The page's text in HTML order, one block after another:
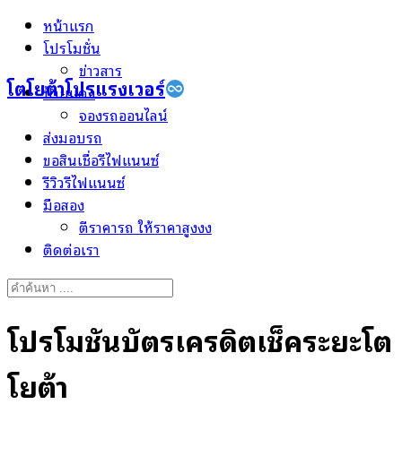
Skip
โตโยต้าโปรแรงเวอร์
หน้าแรก
โปรโมชั่น
ข่าวสาร
ป้ายแดง
จองรถออนไลน์
ส่งมอบรถ
ขอสินเชื่อรีไฟแนนซ์
รีวิวรีไฟแนนซ์
มือสอง
ตีราคารถ ให้ราคาสูงงง
ติดต่อเรา
Search
โปรโมชั่นบัตรเครดิตเช็คระยะโต
โยต้า